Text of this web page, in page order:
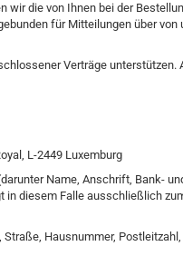
die von Ihnen bei der
für Mitteilungen über
Verträge unterstützen.
L-2449 Luxemburg
Name, Anschrift, Bank-
in diesem Falle ausschließlich
Hausnummer,